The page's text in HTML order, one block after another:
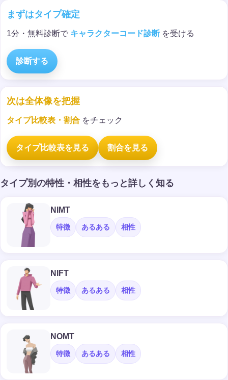
まずはタイプ確定
1分・無料診断で キャラクターコード診断 を受ける
診断する
次は全体像を把握
タイプ比較表・割合 をチェック
タイプ比較表を見る 割合を見る
タイプ別の特性・相性をもっと詳しく知る
NIMT
特徴 あるある 相性
NIFT
特徴 あるある 相性
NOMT
特徴 あるある 相性